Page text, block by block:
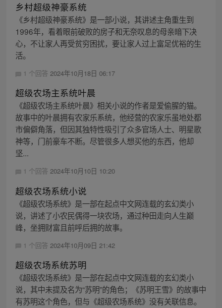
乡村超级神豪系统
《乡村超级神豪系统》是一部小说，其讲述主角重生到
1996年，看着眼前破败的房子和无奈叹息的母亲暗下决
心，不让家人再受贫穷困扰，要让家人过上富足优裕的生
活。
1 个回答 2024年10月18日 06:17
超级农场主系统叶晨
《超级农场主系统叶晨》相关小说的作者是爱偷腥的猫。
故事中的叶晨拥有农家乐系统，他经营的农家乐虽地处都
市偏僻角落，但因其独特性吸引了众多官场人士、明星歌
神等，门前豪车不断。尽管很多人想买他的东西，他却
坚...
1 个回答 2024年10月10日 10:20
超级农场系统小说
《超级农场系统》是一部在起点中文网连载的玄幻类小
说，讲述了小农民偶得一块农场，通过种田走向人生巅
峰，坐拥财富且前呼后拥的故事。
1 个回答 2024年10月09日 21:42
超级农场系统苏明
《超级农场系统》是一部在起点中文网连载的玄幻类小
说，其中未提及名为“苏明”的角色；《苏明王雪》的故事中
有苏明这个角色，但与《超级农场系统》没有关联信息。